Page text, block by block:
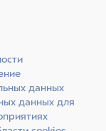
данных
данных для